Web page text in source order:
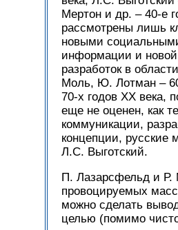
Мертон и др. – 40-е
рассмотрены лишь
новыми
информации и
разработок в
Моль, Ю. Лотман –
70-х годов XX века,
еще не оценен, как
коммуникации,
концепции,
Л.С. Выготский.
П. Лазарсфельд и Р.
провоцируемых
можно сделать
целью (помимо